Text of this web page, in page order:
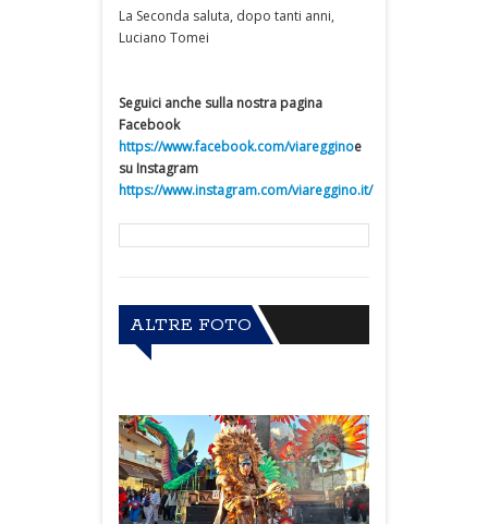
La Seconda saluta, dopo tanti anni,
Luciano Tomei
Seguici anche sulla nostra pagina
Facebook
https://www.facebook.com/viaregginoe
su Instagram
https://www.instagram.com/viareggino.it/
ALTRE FOTO